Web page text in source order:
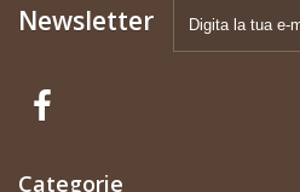
Newsletter
Categorie